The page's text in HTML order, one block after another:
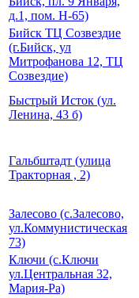
д.1, пом. Н-65)
Бийск ТЦ Созвездие
(г.Бийск, ул
Митрофанова 12, ТЦ
Созвездие)
Быстрый Исток (ул.
Ленина, 43 б)
Гальбштадт (улица
Тракторная , 2)
Залесово (с.Залесово,
ул.Коммунистическая
73)
Ключи (с.Ключи
ул.Центральная 32,
Мария-Ра)